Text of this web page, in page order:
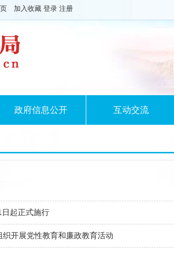
加入收藏 登录 注册
政府信息公开 互动交流
起正式施行
开展党性教育和廉政教育活动